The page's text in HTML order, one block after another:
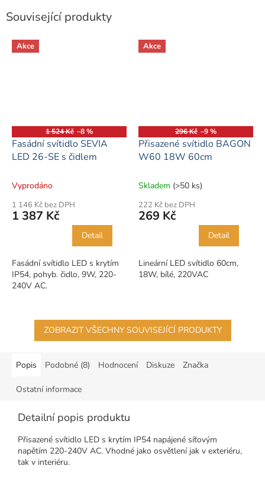
Související produkty
Akce
1 524 Kč –8 %
Fasádní svítidlo SEVIA
LED 26-SE s čidlem
Vyprodáno
1 146 Kč bez DPH
1 387 Kč
Detail
Fasádní svítidlo LED s krytím
IP54, pohyb. čidlo, 9W, 220-
240V AC.
Akce
296 Kč –9 %
Přisazené svítidlo BAGON
W60 18W 60cm
Skladem (>50 ks)
222 Kč bez DPH
269 Kč
Detail
Lineární LED svítidlo 60cm,
18W, bílé, 220VAC
ZOBRAZIT VŠECHNY SOUVISEJÍCÍ PRODUKTY
Popis Podobné (8) Hodnocení Diskuze Značka
Ostatní informace
Detailní popis produktu
Přisazené svítidlo LED s krytím IP54 napájené síťovým
napětím 220-240V AC. Vhodné jako osvětlení jak v exteriéru,
tak v interiéru.